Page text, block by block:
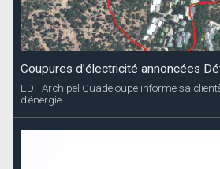
Coupures d’électricité annoncées
EDF Archipel Guadeloupe informe sa
d’énergie...